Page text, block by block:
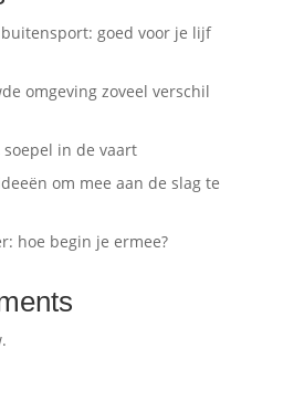
goed voor je lijf
omgeving zoveel verschil
in de vaart
om mee aan de slag te
hoe begin je ermee?